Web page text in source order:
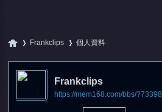
Frankclips
›
個人資料
Frankclips
https://mem168.com/bbs/?73398